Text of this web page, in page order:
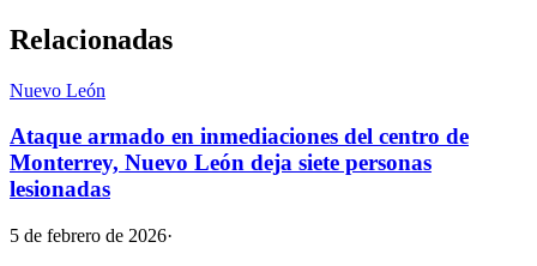
Relacionadas
Nuevo León
Ataque armado en inmediaciones del centro de
Monterrey, Nuevo León deja siete personas
lesionadas
5 de febrero de 2026·